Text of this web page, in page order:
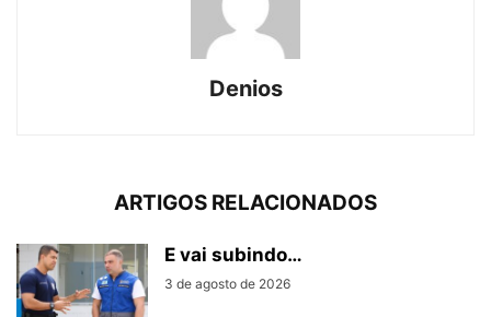
Denios
ARTIGOS RELACIONADOS
E vai subindo…
3 de agosto de 2026